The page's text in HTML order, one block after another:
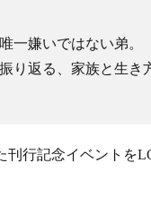
一嫌いではない弟。
り返る、家族と生き
行記念イベントを